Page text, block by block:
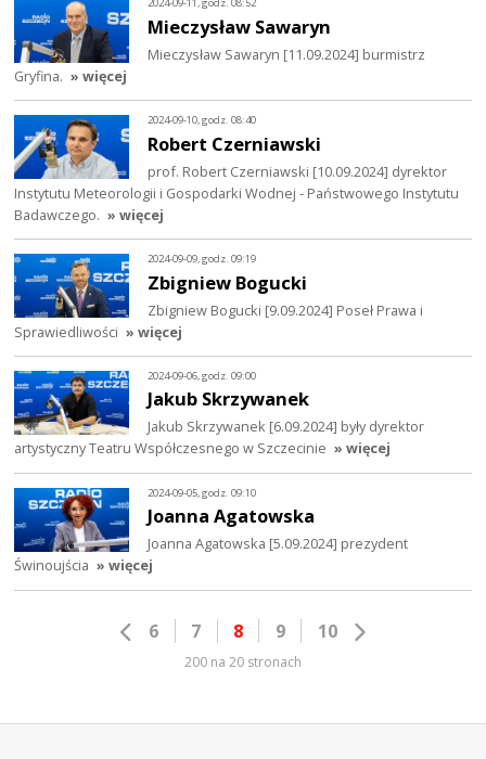
2024-09-11, godz. 08:52
Mieczysław Sawaryn
Mieczysław Sawaryn [11.09.2024] burmistrz
Gryfina. » więcej
2024-09-10, godz. 08:40
Robert Czerniawski
prof. Robert Czerniawski [10.09.2024] dyrektor
Instytutu Meteorologii i Gospodarki Wodnej - Państwowego Instytutu
Badawczego. » więcej
2024-09-09, godz. 09:19
Zbigniew Bogucki
Zbigniew Bogucki [9.09.2024] Poseł Prawa i
Sprawiedliwości » więcej
2024-09-06, godz. 09:00
Jakub Skrzywanek
Jakub Skrzywanek [6.09.2024] były dyrektor
artystyczny Teatru Współczesnego w Szczecinie » więcej
2024-09-05, godz. 09:10
Joanna Agatowska
Joanna Agatowska [5.09.2024] prezydent
Świnoujścia » więcej
6 7 8 9 10
200 na 20 stronach